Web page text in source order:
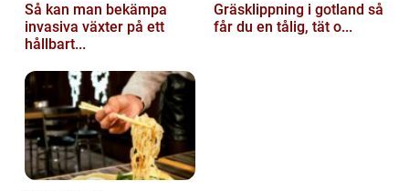
Så kan man bekämpa
invasiva växter på ett
hållbart...
Gräsklippning i gotland så
får du en tålig, tät o...